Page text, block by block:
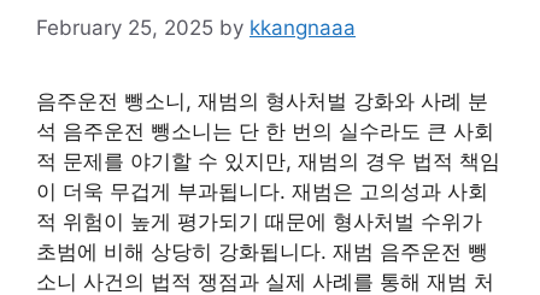
February 25, 2025 by kkangnaaa
음주운전 뺑소니, 재범의 형사처벌 강화와 사례 분
석 음주운전 뺑소니는 단 한 번의 실수라도 큰 사회
적 문제를 야기할 수 있지만, 재범의 경우 법적 책임
이 더욱 무겁게 부과됩니다. 재범은 고의성과 사회
적 위험이 높게 평가되기 때문에 형사처벌 수위가
초범에 비해 상당히 강화됩니다. 재범 음주운전 뺑
소니 사건의 법적 쟁점과 실제 사례를 통해 재범 처